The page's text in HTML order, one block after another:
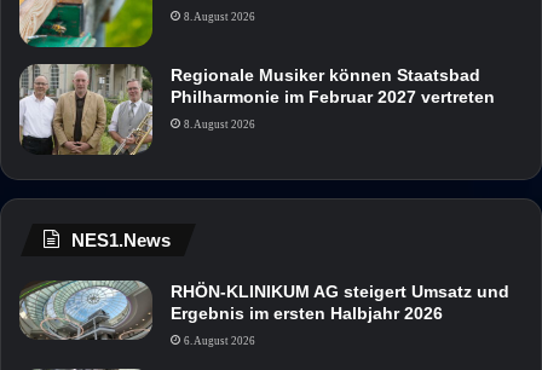
8. August 2026
Regionale Musiker können Staatsbad
Philharmonie im Februar 2027 vertreten
8. August 2026
NES1.News
RHÖN-KLINIKUM AG steigert Umsatz und
Ergebnis im ersten Halbjahr 2026
6. August 2026